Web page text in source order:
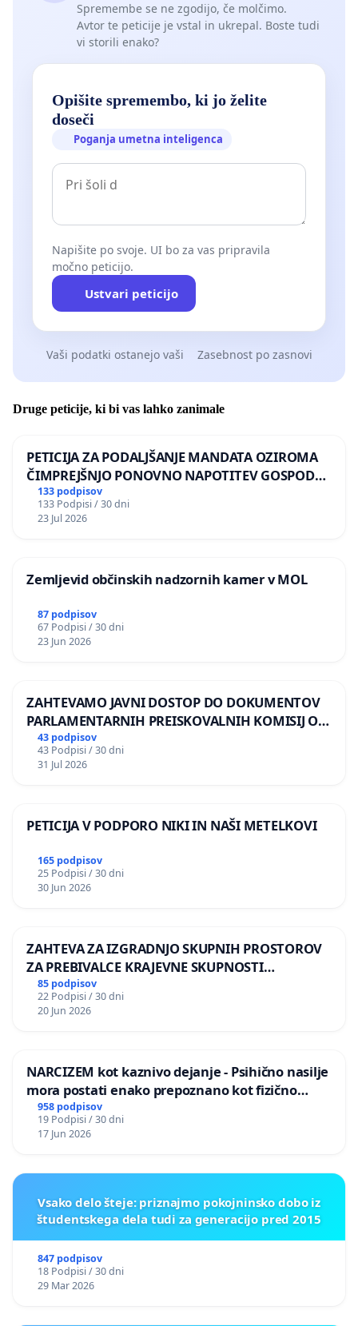
Spremembe se ne zgodijo, če molčimo.
Avtor te peticije je vstal in ukrepal. Boste tudi
vi storili enako?
Opišite spremembo, ki jo želite
doseči
Poganja umetna inteligenca
Napišite po svoje. UI bo za vas pripravila
močno peticijo.
Ustvari peticijo
Vaši podatki ostanejo vaši Zasebnost po zasnovi
Druge peticije, ki bi vas lahko zanimale
PETICIJA ZA PODALJŠANJE MANDATA OZIROMA
ČIMPREJŠNJO PONOVNO NAPOTITEV GOSPODA
BERNARDA ŠRAJNERJA NA VELEPOSLANIŠTVO
REPUBLIKE SLOVENIJE V MOSKVI
133 podpisov
133 Podpisi / 30 dni
23 Jul 2026
Zemljevid občinskih nadzornih kamer v MOL
87 podpisov
67 Podpisi / 30 dni
23 Jun 2026
ZAHTEVAMO JAVNI DOSTOP DO DOKUMENTOV
PARLAMENTARNIH PREISKOVALNIH KOMISIJ O
ILEGALNI TRGOVINI Z OROŽJEM
43 podpisov
43 Podpisi / 30 dni
31 Jul 2026
PETICIJA V PODPORO NIKI IN NAŠI METELKOVI
165 podpisov
25 Podpisi / 30 dni
30 Jun 2026
ZAHTEVA ZA IZGRADNJO SKUPNIH PROSTOROV
ZA PREBIVALCE KRAJEVNE SKUPNOSTI
PRESTRANEK
85 podpisov
22 Podpisi / 30 dni
20 Jun 2026
NARCIZEM kot kaznivo dejanje - Psihično nasilje
mora postati enako prepoznano kot fizično
nasilje
958 podpisov
19 Podpisi / 30 dni
17 Jun 2026
Vsako delo šteje: priznajmo pokojninsko dobo iz
študentskega dela tudi za generacijo pred 2015
847 podpisov
18 Podpisi / 30 dni
29 Mar 2026